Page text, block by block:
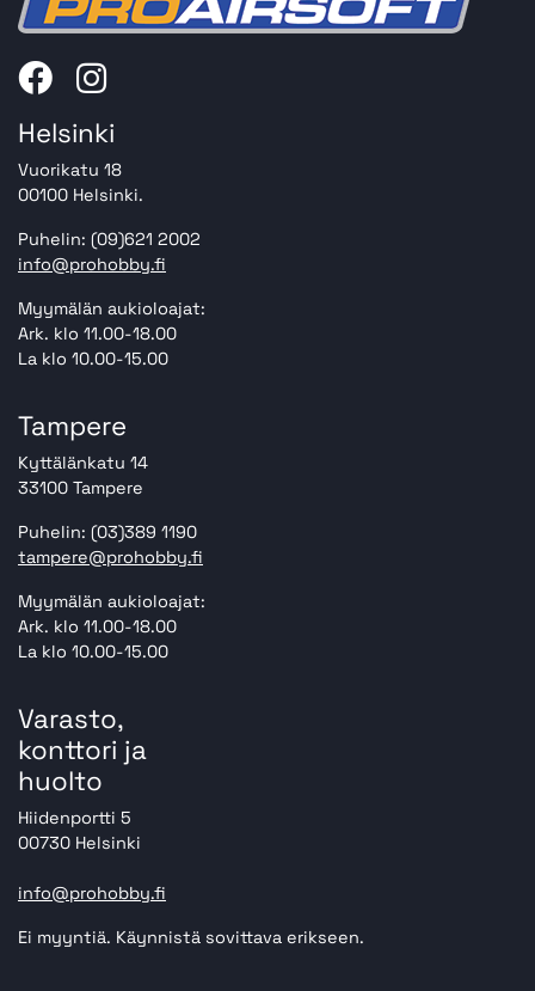
Helsinki
Vuorikatu 18
00100 Helsinki.
Puhelin: (09)621 2002
info@prohobby.fi
Myymälän aukioloajat:
Ark. klo 11.00-18.00
La klo 10.00-15.00
Tampere
Kyttälänkatu 14
33100 Tampere
Puhelin: (03)389 1190
tampere@prohobby.fi
Myymälän aukioloajat:
Ark. klo 11.00-18.00
La klo 10.00-15.00
Varasto,
konttori ja
huolto
Hiidenportti 5
00730 Helsinki
info@prohobby.fi
Ei myyntiä. Käynnistä sovittava erikseen.